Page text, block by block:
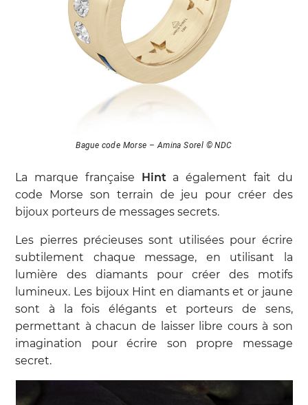
Bague code Morse – Amina Sorel © NDC
La marque française Hinta également fait du
code Morse son terrain de jeu pour créer des
bijoux porteurs de messages secrets.
Les pierres précieuses sont utilisées pour écrire
subtilement chaque message, en utilisant la
lumière des diamants pour créer des motifs
lumineux. Les bijoux Hint en diamants et or jaune
sont à la fois élégants et porteurs de sens,
permettant à chacun de laisser libre cours à son
imagination pour écrire son propre message
secret.